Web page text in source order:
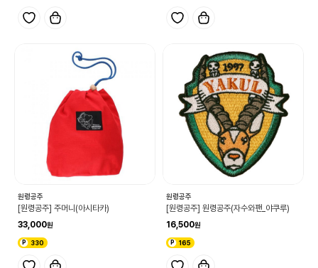
원령공주
[원령공주] 주머니(아시타카)
33,000
330
원령공주
[원령공주] 원령공주(자수와팬_야쿠루)
16,500
165